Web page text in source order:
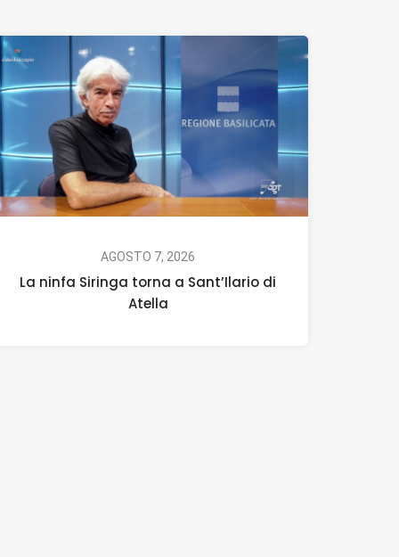
AGOSTO 7, 2026
La ninfa Siringa torna a Sant’Ilario di
Atella